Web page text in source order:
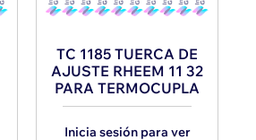
TC 1185 TUERCA DE
AJUSTE RHEEM 11 32
PARA TERMOCUPLA
Inicia sesión para ver